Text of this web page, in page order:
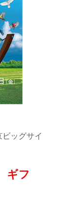
ッグサイ
ギフ